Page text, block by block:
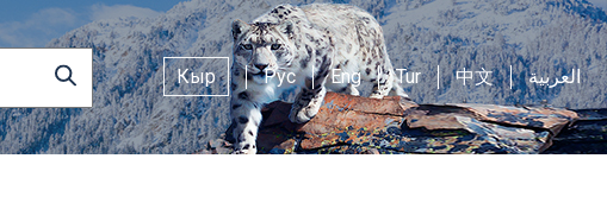
Кыр Рус Eng Tur 中文 العربية